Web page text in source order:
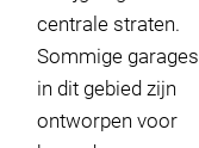
centrale straten.
Sommige garages
in dit gebied zijn
ontworpen voor